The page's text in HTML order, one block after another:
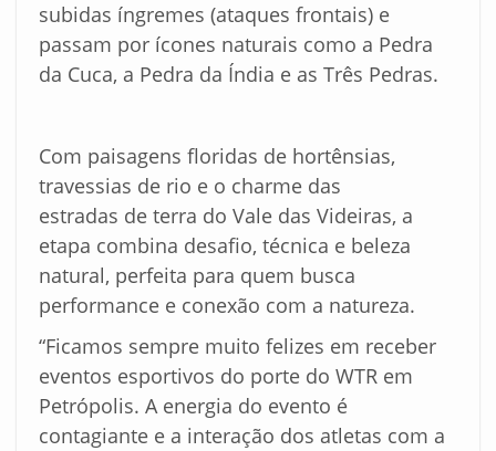
subidas íngremes (ataques frontais) e
passam por ícones naturais como a Pedra
da Cuca, a Pedra da Índia e as Três Pedras.
Com paisagens floridas de hortênsias,
travessias de rio e o charme das
estradas de terra do Vale das Videiras, a
etapa combina desafio, técnica e beleza
natural, perfeita para quem busca
performance e conexão com a natureza.
“Ficamos sempre muito felizes em receber
eventos esportivos do porte do WTR em
Petrópolis. A energia do evento é
contagiante e a interação dos atletas com a